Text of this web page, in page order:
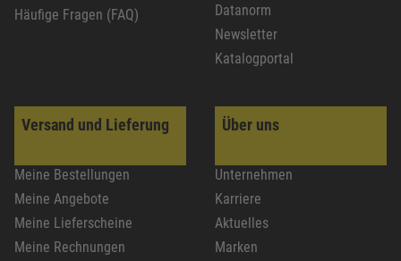
Häufige Fragen (FAQ)
Datanorm
Newsletter
Katalogportal
Versand und Lieferung
Meine Bestellungen
Meine Angebote
Meine Lieferscheine
Meine Rechnungen
Über uns
Unternehmen
Karriere
Aktuelles
Marken